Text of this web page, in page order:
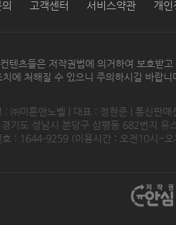
고객센터 서비스약관 개인
텐츠들은 저작권법에 의거하여 보호받
에 처해질 수 있으니 주의하시길 바랍니
: ㈜미툰앤노벨 | 대표 : 정현준 | 통신판
기도 성남시 분당구 삼평동 682번지
호 : 1644-9259 (이용시간 : 오전10시~